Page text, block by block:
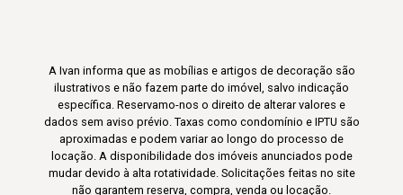
A Ivan informa que as mobílias e artigos de decoração são
ilustrativos e não fazem parte do imóvel, salvo indicação
específica. Reservamo-nos o direito de alterar valores e
dados sem aviso prévio. Taxas como condomínio e IPTU são
aproximadas e podem variar ao longo do processo de
locação. A disponibilidade dos imóveis anunciados pode
mudar devido à alta rotatividade. Solicitações feitas no site
não garantem reserva, compra, venda ou locação.